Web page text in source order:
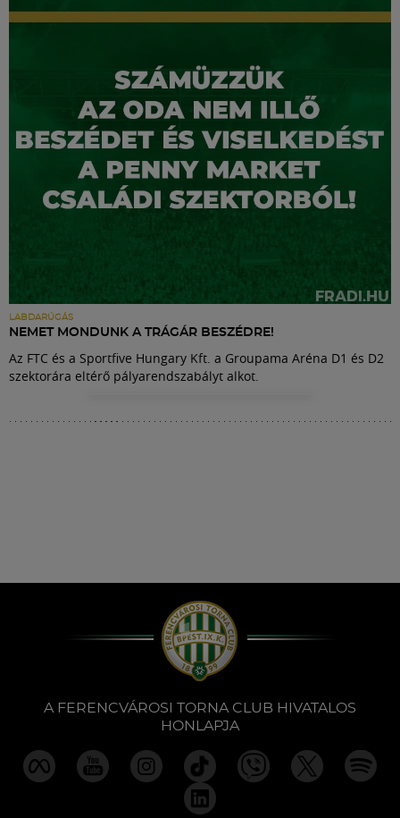
LABDARÚGÁS
NEMET MONDUNK A TRÁGÁR BESZÉDRE!
Az FTC és a Sportfive Hungary Kft. a Groupama Aréna D1 és D2
szektorára eltérő pályarendszabályt alkot.
A FERENCVÁROSI TORNA CLUB HIVATALOS
HONLAPJA
Labdarúgás
Szakosztályok
Meccscenter
Klub
Shop
Közösség
Múzeum